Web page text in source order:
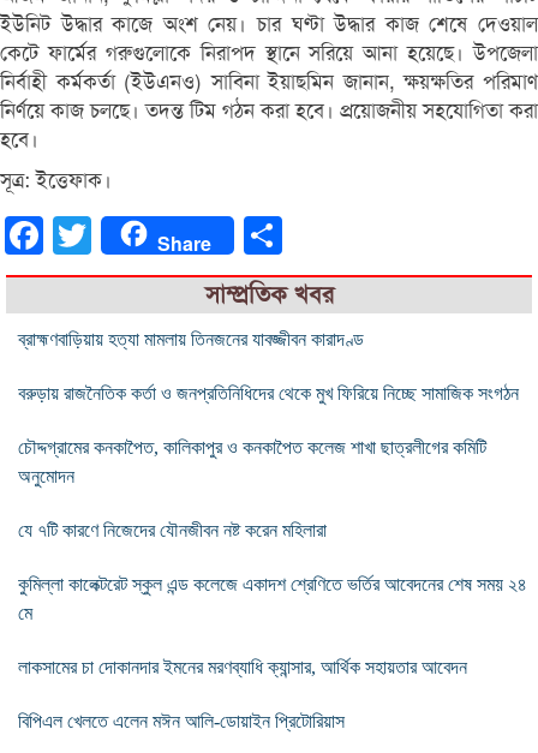
ইউনিট উদ্ধার কাজে অংশ নেয়। চার ঘণ্টা উদ্ধার কাজ শেষে দেওয়াল
কেটে ফার্মের গরুগুলোকে নিরাপদ স্থানে সরিয়ে আনা হয়েছে। উপজেলা
নির্বাহী কর্মকর্তা (ইউএনও) সাবিনা ইয়াছমিন জানান, ক্ষয়ক্ষতির পরিমাণ
নির্ণয়ে কাজ চলছে। তদন্ত টিম গঠন করা হবে। প্রয়োজনীয় সহযোগিতা করা
হবে।
সূত্র: ইত্তেফাক।
FacebookTwitter Share
সাম্প্রতিক খবর
ব্রাহ্মণবাড়িয়ায় হত্যা মামলায় তিনজনের যাবজ্জীবন কারাদণ্ড
বরুড়ায় রাজনৈতিক কর্তা ও জনপ্রতিনিধিদের থেকে মুখ ফিরিয়ে নিচ্ছে সামাজিক সংগঠন
চৌদ্দগ্রামের কনকাপৈত, কালিকাপুর ও কনকাপৈত কলেজ শাখা ছাত্রলীগের কমিটি
অনুমোদন
যে ৭টি কারণে নিজেদের যৌনজীবন নষ্ট করেন মহিলারা
কুমিল্লা কালেক্টরেট স্কুল এন্ড কলেজে একাদশ শ্রেণিতে ভর্তির আবেদনের শেষ সময় ২৪
মে
লাকসামের চা দোকানদার ইমনের মরণব্যাধি ক্যান্সার, আর্থিক সহায়তার আবেদন
বিপিএল খেলতে এলেন মঈন আলি-ডোয়াইন প্রিটোরিয়াস